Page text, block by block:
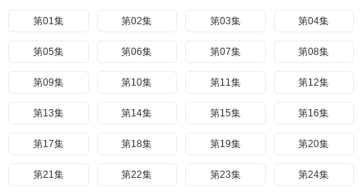
第01集 第02集 第03集 第04集
第05集 第06集 第07集 第08集
第09集 第10集 第11集 第12集
第13集 第14集 第15集 第16集
第17集 第18集 第19集 第20集
第21集 第22集 第23集 第24集